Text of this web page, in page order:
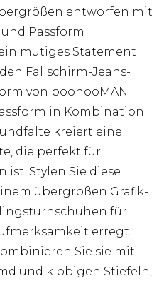
entworfen mit
Passform
mutiges Statement
Fallschirm-Jeans-
von boohooMAN.
in Kombination
kreiert eine
die perfekt für
ist. Stylen Sie diese
übergroßen Grafik-
für
erregt.
Sie sie mit
und klobigen Stiefeln,